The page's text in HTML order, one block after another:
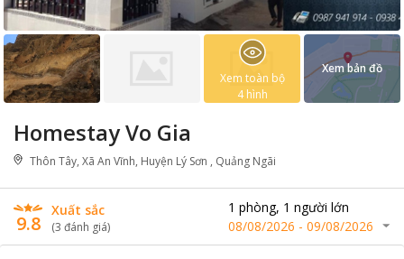
Homestay Vo Gia
Thôn Tây, Xã An Vĩnh, Huyện Lý Sơn , Quảng Ngãi
9.8
Xuất sắc
(3 đánh giá)
1 phòng, 1 người lớn
08/08/2026 - 09/08/2026
Xem toàn bộ
4 hình
Xem bản đồ